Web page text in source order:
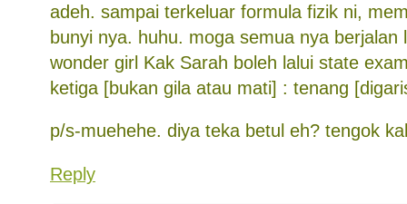
adeh. sampai terkeluar formula fizik ni,
bunyi nya. huhu. moga semua nya berjalan
wonder girl Kak Sarah boleh lalui state
ketiga [bukan gila atau mati] : tenang
p/s-muehehe. diya teka betul eh? tengok
Reply